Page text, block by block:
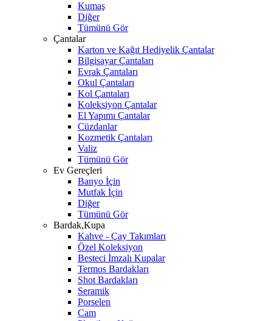
Kumaş
Diğer
Tümünü Gör
Çantalar
Karton ve Kağıt Hediyelik Çantalar
Bilgisayar Çantaları
Evrak Çantaları
Okul Çantaları
Kol Çantaları
Koleksiyon Çantalar
El Yapımı Çantalar
Cüzdanlar
Kozmetik Çantaları
Valiz
Tümünü Gör
Ev Gereçleri
Banyo İçin
Mutfak İçin
Diğer
Tümünü Gör
Bardak,Kupa
Kahve - Çay Takımları
Özel Koleksiyon
Besteci İmzalı Kupalar
Termos Bardakları
Shot Bardakları
Seramik
Porselen
Cam